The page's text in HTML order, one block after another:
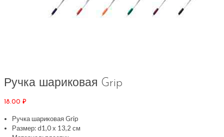
Ручка шариковая Grip
18.00 ₽
Ручка шариковая Grip
Размер: d1,0 х 13,2 см